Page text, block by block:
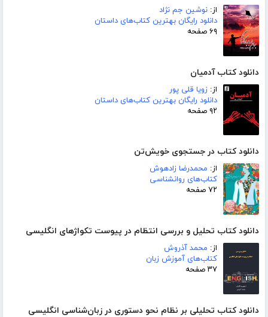
از: نوشین جم نژاد
دانلود رایگان بهترین کتاب‌های داستان
۶۹ صفحه
دانلود کتاب آدمیان
از: زویا قلی پور
دانلود رایگان بهترین کتاب‌های داستان
۹۲ صفحه
دانلود کتاب در جستجوی خویش‌تن
از: محمدرضا زادهوش
کتاب‌های روانشناسی
۷۲ صفحه
دانلود کتاب تحلیل و بررسی انتظام در پیوست تکواژهای انگلیسی
از: محمد آذروش
کتاب‌های آموزش زبان
۳۷ صفحه
دانلود کتاب تحلیلی بر نظام نحو دستوری در زبان‌شناسی انگلیسی